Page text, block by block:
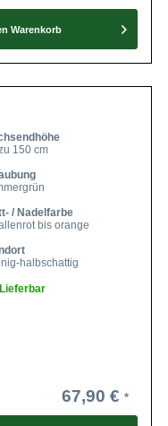
’Orange Torch‘
leuchtenden
und schließlich
in den Garten und
Zudem verwöhnt
schlanken Gestalt
ideal für die
Gärten.
Warenkorb
150 cm
/ Nadelfarbe
bis orange
halbschattig
Lieferbar
67,90 €